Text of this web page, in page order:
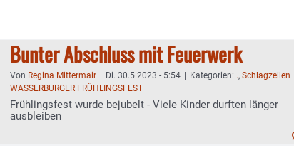
Bunter Abschluss mit Feuerwerk
Von Regina Mittermair Di. 30.5.2023 - 5:54 Kategorien: ., Schlagzeilen
WASSERBURGER FRÜHLINGSFEST
Frühlingsfest wurde bejubelt - Viele Kinder durften länger
ausbleiben